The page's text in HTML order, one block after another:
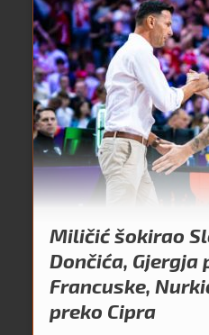
Miličić šokirao
Dončića, Gjergja
Francuske,
preko Cipra